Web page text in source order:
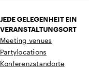
JEDE GELEGENHEIT EIN
VERANSTALTUNGSORT
Meeting venues
Partylocations
Konferenzstandorte